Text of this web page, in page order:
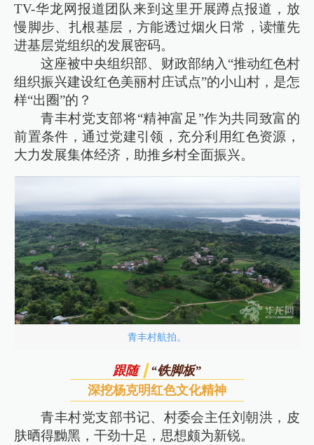
TV-华龙网报道团队来到这里开展蹲点报道，放
慢脚步、扎根基层，方能透过烟火日常，读懂先
进基层党组织的发展密码。
这座被中央组织部、财政部纳入“推动红色村
组织振兴建设红色美丽村庄试点”的小山村，是怎
样“出圈”的？
青丰村党支部将“精神富足”作为共同致富的
前置条件，通过党建引领，充分利用红色资源，
大力发展集体经济，助推乡村全面振兴。
青丰村航拍。
跟随“铁脚板”
深挖杨克明红色文化精神
青丰村党支部书记、村委会主任刘朝洪，皮
肤晒得黝黑，干劲十足，思想颇为新锐。